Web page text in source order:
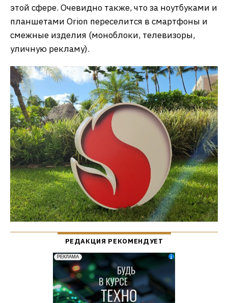
этой сфере. Очевидно также, что за ноутбуками и
планшетами Orion переселится в смартфоны и
смежные изделия (моноблоки, телевизоры,
уличную рекламу).